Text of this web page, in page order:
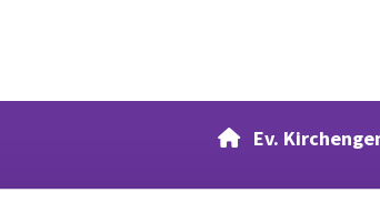
Ev.